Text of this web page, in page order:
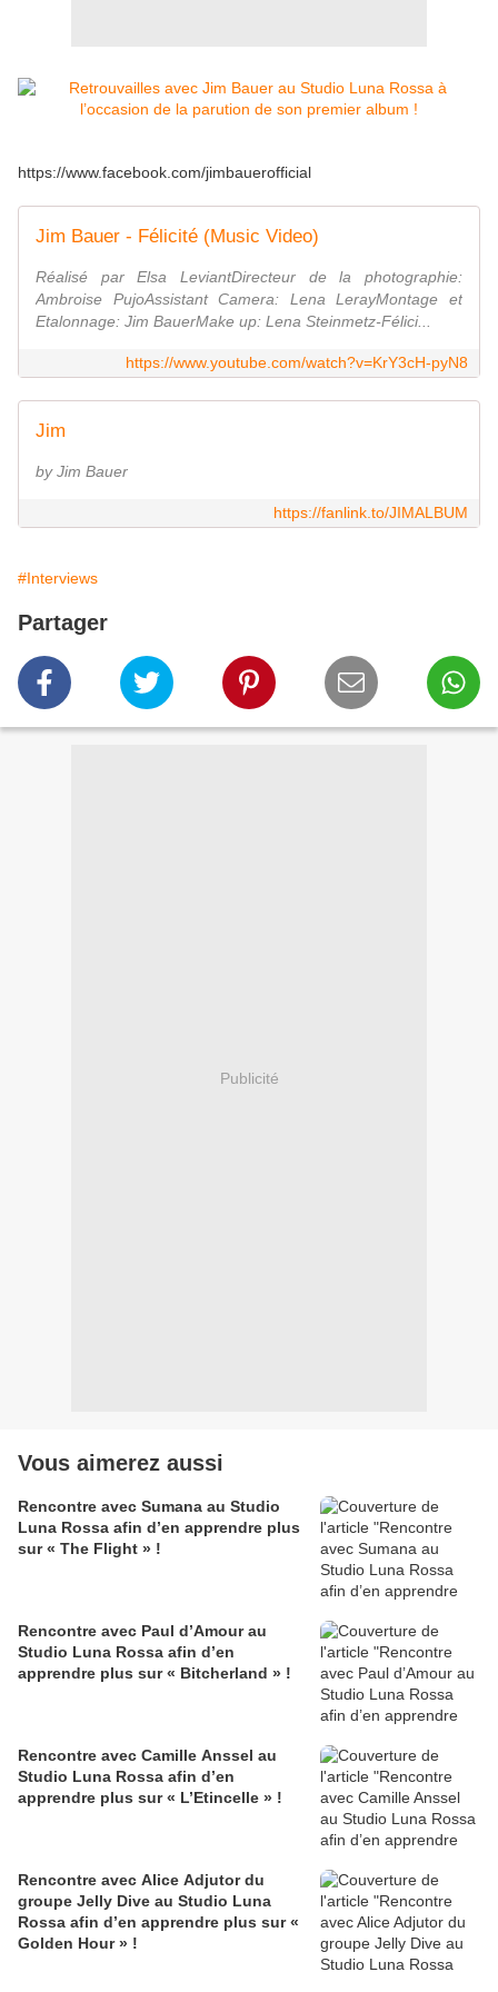
https://www.facebook.com/jimbauerofficial
Jim Bauer - Félicité (Music Video)
Réalisé par Elsa LeviantDirecteur de la photographie:
Ambroise PujoAssistant Camera: Lena LerayMontage et
Etalonnage: Jim BauerMake up: Lena Steinmetz-Félici...
https://www.youtube.com/watch?v=KrY3cH-pyN8
Jim
by Jim Bauer
https://fanlink.to/JIMALBUM
#Interviews
Partager
Publicité
Vous aimerez aussi
Rencontre avec Sumana au Studio
Luna Rossa afin d’en apprendre plus
sur « The Flight » !
Rencontre avec Paul d’Amour au
Studio Luna Rossa afin d’en
apprendre plus sur « Bitcherland » !
Rencontre avec Camille Anssel au
Studio Luna Rossa afin d’en
apprendre plus sur « L’Etincelle » !
Rencontre avec Alice Adjutor du
groupe Jelly Dive au Studio Luna
Rossa afin d’en apprendre plus sur «
Golden Hour » !